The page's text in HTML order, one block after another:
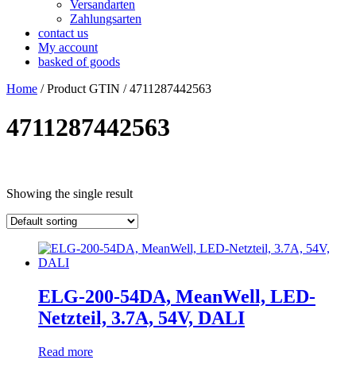
Versandarten
Zahlungsarten
contact us
My account
basked of goods
Home / Product GTIN / 4711287442563
4711287442563
manufacturer
In stock
output voltage
output current
connector input
connector output
einstellbar
passiv
Showing the single result
ELG-200-54DA, MeanWell, LED-
Netzteil, 3.7A, 54V, DALI
Read more